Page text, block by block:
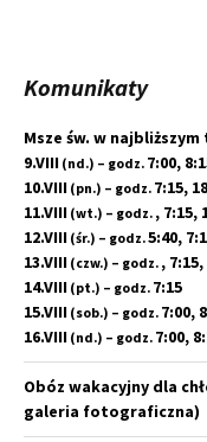
Komunikaty
Msze św. w
9.VIII (nd.) – godz. 7:00,
10.VIII (pn.) – godz. 7:15,
11.VIII (wt.) – godz. , 7:15,
12.VIII (śr.) – godz.5:40,
13.VIII (czw.) – godz. ,
14.VIII (pt.) – godz. 7:15
15.VIII (sob.) – godz. 7:00,
16.VIII (nd.) – godz. 7:00,
Obóz wakacyjny dla
galeria fotograficzna)